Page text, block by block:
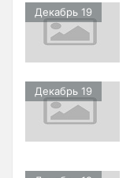
Декабрь 19
Декабрь 19